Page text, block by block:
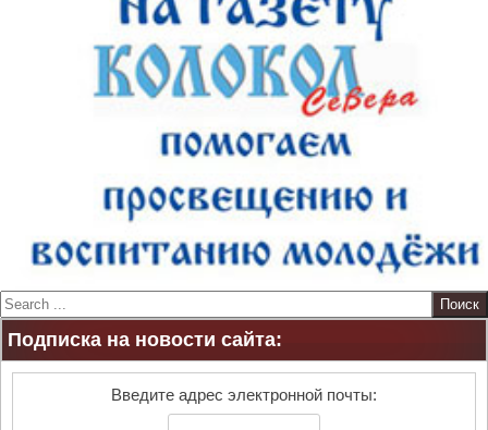
S
e
r
Подписка на новости сайта:
Введите адрес электронной почты: